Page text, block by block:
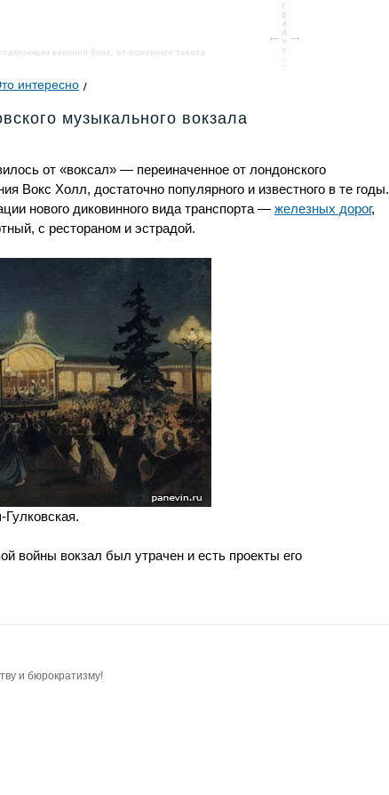
интересно
музыкального вокзала
от «воксал» — переиначенное от лондонского
Вокс Холл, достаточно популярного и известного в те годы.
нового диковинного вида транспорта — железных дорог,
с рестораном и эстрадой.
войны вокзал был утрачен и есть проекты его
и бюрократизму!